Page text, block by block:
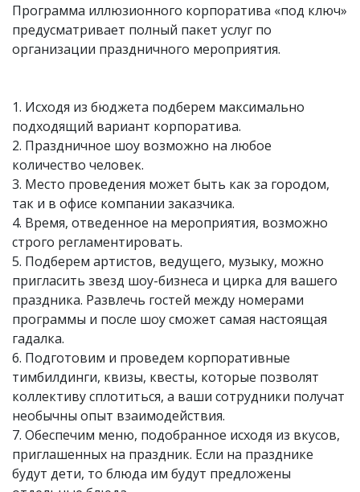
Программа иллюзионного корпоратива «под ключ»
предусматривает полный пакет услуг по
организации праздничного мероприятия.
1. Исходя из бюджета подберем максимально
подходящий вариант корпоратива.
2. Праздничное шоу возможно на любое
количество человек.
3. Место проведения может быть как за городом,
так и в офисе компании заказчика.
4. Время, отведенное на мероприятия, возможно
строго регламентировать.
5. Подберем артистов, ведущего, музыку, можно
пригласить звезд шоу-бизнеса и цирка для вашего
праздника. Развлечь гостей между номерами
программы и после шоу сможет самая настоящая
гадалка.
6. Подготовим и проведем корпоративные
тимбилдинги, квизы, квесты, которые позволят
коллективу сплотиться, а ваши сотрудники получат
необычны опыт взаимодействия.
7. Обеспечим меню, подобранное исходя из вкусов,
приглашенных на праздник. Если на празднике
будут дети, то блюда им будут предложены